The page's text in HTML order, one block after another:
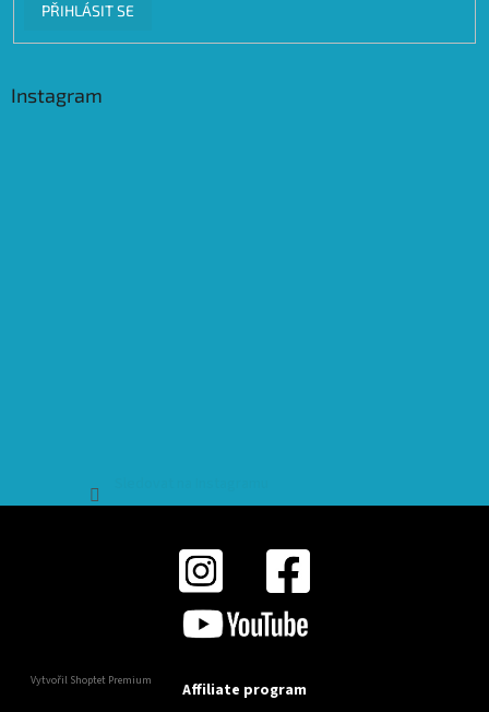
PŘIHLÁSIT SE
Instagram
Vytvořil Shoptet Premium Affiliate program